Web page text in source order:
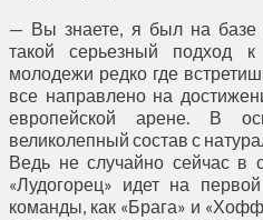
— Вы знаете, я был на базе
такой серьезный подход к
молодежи редко где
все направлено на
европейской арене. В
великолепный состав с
Ведь не случайно сейчас в
«Лудогорец» идет на
команды, как «Брага» и